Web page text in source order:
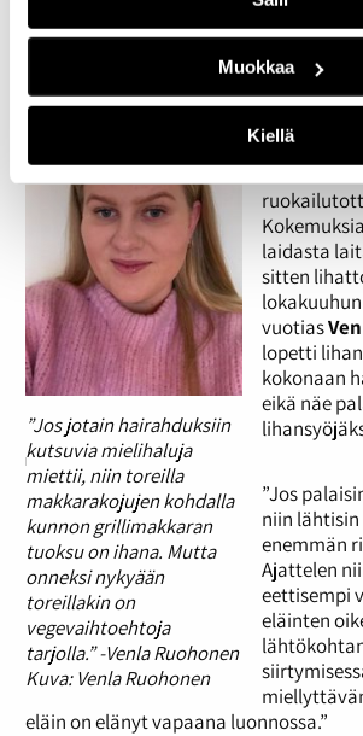
Muokkaa
Kiellä
Riista nähdään eettisempänä
”Jos jotain hairahduksiin
kutsuvia mielihaluja
miettii, niin toreilla
makkarakojujen kohdalla
kunnon grillimakkaran
tuoksu on ihana. Mutta
onneksi nykyään
toreillakin on
vegevaihtoehtoja
tarjolla.” -Venla Ruohonen
Kuva: Venla Ruohonen
Lihaton
saaneet
laidasta
sitten
vuotias
lopetti
kokonaan
eikä näe
”Jos
niin
enemmän
Ajattelen
eettisempi
eläinten
eläin on elänyt vapaana luonnossa.”